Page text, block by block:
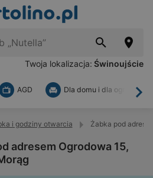
Twoja lokalizacja: Świnoujście
AGD Dla domu i dla ogrodu
i godziny otwarcia Żabka pod
adresem Ogrodowa 15,